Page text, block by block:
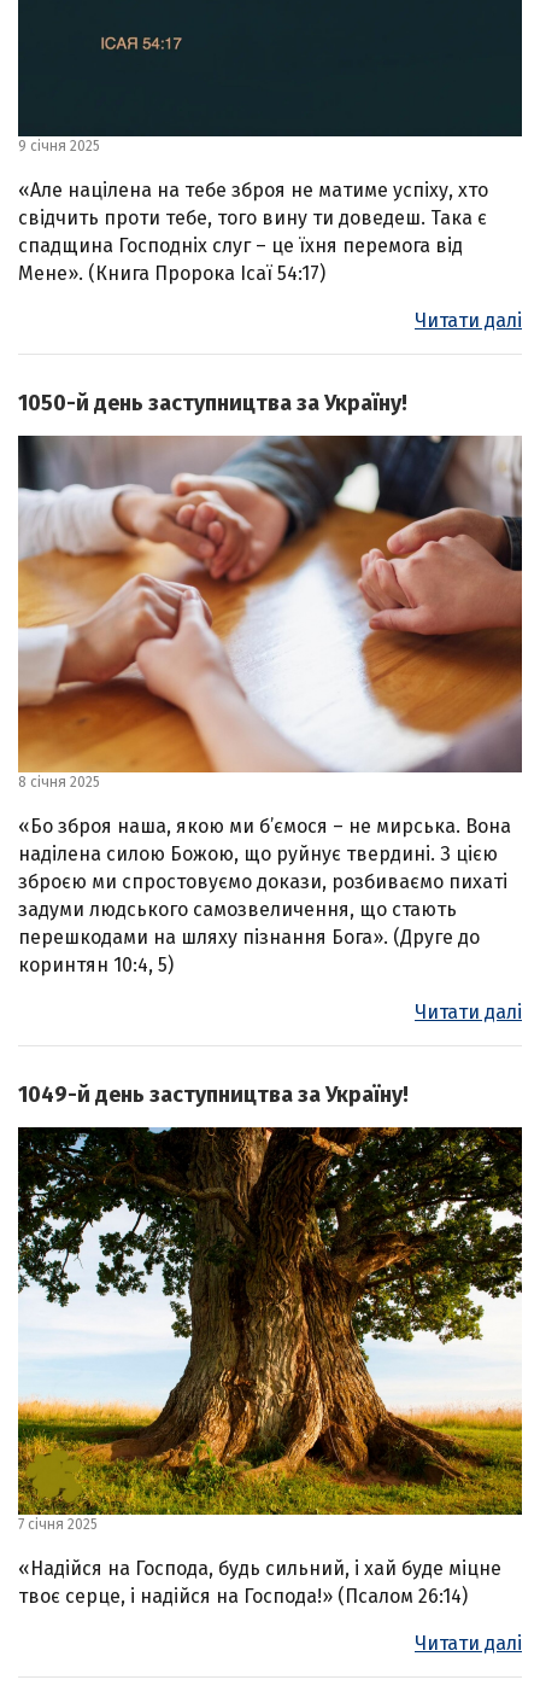
9 січня 2025
«Але націлена на тебе зброя не матиме успіху, хто
свідчить проти тебе, того вину ти доведеш. Така є
спадщина Господніх слуг – це їхня перемога від
Мене». (Книга Пророка Ісаї 54:17)
Читати далі
1050-й день заступництва за Україну!
8 січня 2025
«Бо зброя наша, якою ми б’ємося – не мирська. Вона
наділена силою Божою, що руйнує твердині. З цією
зброєю ми спростовуємо докази, розбиваємо пихаті
задуми людського самозвеличення, що стають
перешкодами на шляху пізнання Бога». (Друге до
коринтян 10:4, 5)
Читати далі
1049-й день заступництва за Україну!
7 січня 2025
«Надійся на Господа, будь сильний, і хай буде міцне
твоє серце, і надійся на Господа!» (Псалом 26:14)
Читати далі